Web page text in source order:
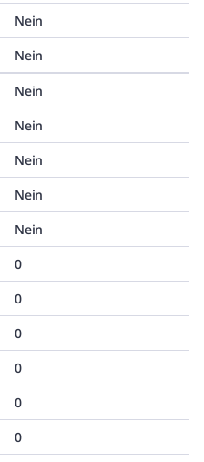
Nein
Nein
Nein
Nein
Nein
Nein
Nein
0
0
0
0
0
0